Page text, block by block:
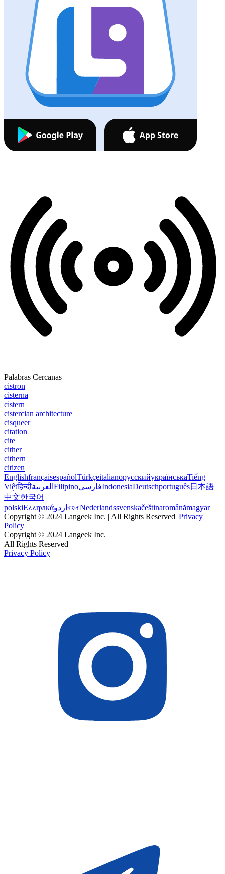
Palabras Cercanas
cistron
cisterna
cistern
cistercian architecture
cisqueer
citation
cite
cither
cithern
citizen
EnglishfrançaisespañolTürkçeitalianoрусскийукраїнськаTiếng
Việtहिन्दीالعربية FilipinoفارسیIndonesiaDeutschportuguês日本語
中文한국어
polskiΕλληνικάاردو বাংলাNederlandssvenskačeštinaromânămagyar
Copyright © 2024 Langeek Inc. | All Rights Reserved |Privacy
Policy
Copyright © 2024 Langeek Inc.
All Rights Reserved
Privacy Policy